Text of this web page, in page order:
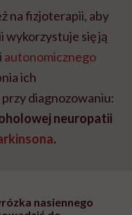
na fizjoterapii, aby
wykorzystuje się ją
autonomicznego
ich
diagnozowaniu:
neuropatii
.
nasiennego